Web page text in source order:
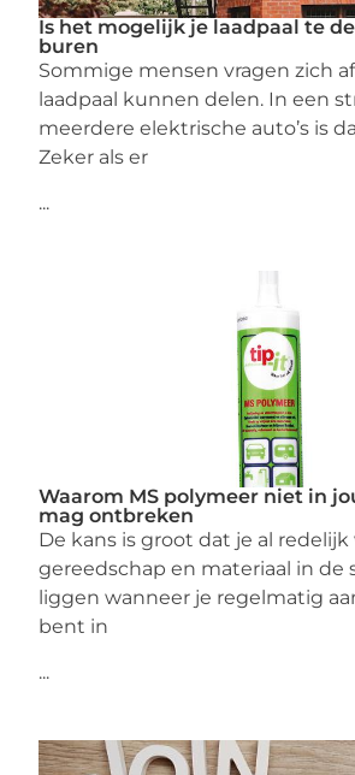
Is het mogelijk je laadpaal te
buren
Sommige mensen vragen zich
laadpaal kunnen delen. In een
meerdere elektrische auto’s is
Zeker als er
...
Waarom MS polymeer niet in
mag ontbreken
De kans is groot dat je al redelijk
gereedschap en materiaal in de
liggen wanneer je regelmatig
bent in
...